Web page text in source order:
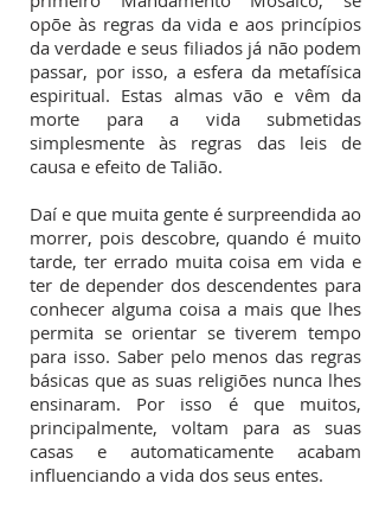
opõe às regras da vida e aos princípios
da verdade e seus filiados já não podem
passar, por isso, a esfera da metafísica
espiritual. Estas almas vão e vêm da
morte para a vida submetidas
simplesmente às regras das leis de
causa e efeito de Talião.
Daí e que muita gente é surpreendida ao
morrer, pois descobre, quando é muito
tarde, ter errado muita coisa em vida e
ter de depender dos descendentes para
conhecer alguma coisa a mais que lhes
permita se orientar se tiverem tempo
para isso. Saber pelo menos das regras
básicas que as suas religiões nunca lhes
ensinaram. Por isso é que muitos,
principalmente, voltam para as suas
casas e automaticamente acabam
influenciando a vida dos seus entes.